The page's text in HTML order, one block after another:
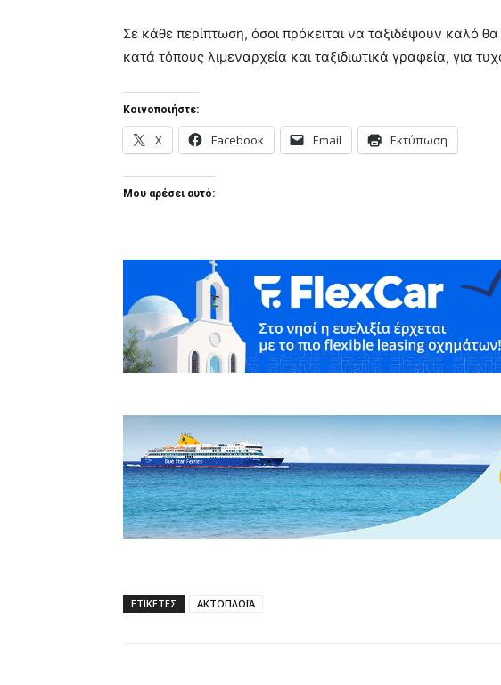
Σε κάθε περίπτωση, όσοι πρόκειται να ταξιδέψουν καλό
κατά τόπους λιμεναρχεία και ταξιδιωτικά γραφεία, για
Κοινοποιήστε:
X Facebook Email Εκτύπωση
Μου αρέσει αυτό:
ΕΤΙΚΕΤΕΣ ΑΚΤΟΠΛΟΪΑ